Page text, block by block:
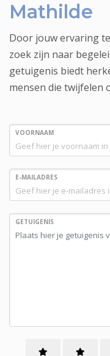
Mathilde
Door jouw ervaring
zoek zijn naar
getuigenis biedt
mensen die twijfelen
VOORNAAM
E-MAILADRES
GETUIGENIS